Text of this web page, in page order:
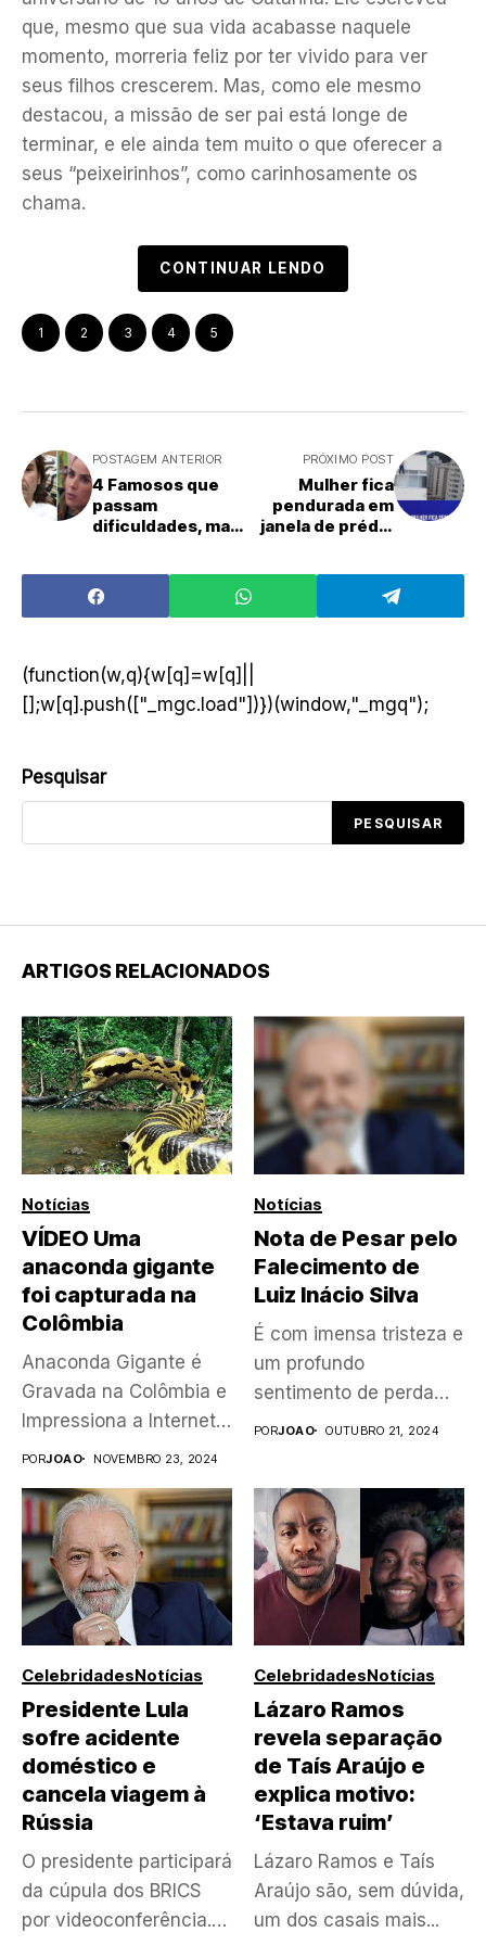
que, mesmo que sua vida acabasse naquele
momento, morreria feliz por ter vivido para ver
seus filhos crescerem. Mas, como ele mesmo
destacou, a missão de ser pai está longe de
terminar, e ele ainda tem muito o que oferecer a
seus “peixeirinhos”, como carinhosamente os
chama.
CONTINUAR LENDO
1 2 3 4 5
POSTAGEM ANTERIOR
4 Famosos que
passam
dificuldades, mas
PRÓXIMO POST
Mulher fica
pendurada em
janela de prédio
apartamento:
vizinhos
(function(w,q){w[q]=w[q]||
[];w[q].push(["_mgc.load"])})(window,"_mgq");
Pesquisar
PESQUISAR
ARTIGOS RELACIONADOS
Notícias
VÍDEO Uma
anaconda gigante
foi capturada na
Colômbia
Anaconda Gigante é
Gravada na Colômbia e
Impressiona a Internet.
Veja a...
PORJOAO NOVEMBRO 23, 2024
Notícias
Nota de Pesar pelo
Falecimento de
Luiz Inácio Silva
É com imensa tristeza e
um profundo
sentimento de perda
que comunicamos...
PORJOAO OUTUBRO 21, 2024
CelebridadesNotícias
Presidente Lula
sofre acidente
doméstico e
cancela viagem à
Rússia
O presidente participará
da cúpula dos BRICS
por videoconferência.
CelebridadesNotícias
Lázaro Ramos
revela separação
de Taís Araújo e
explica motivo:
‘Estava ruim’
Lázaro Ramos e Taís
Araújo são, sem dúvida,
um dos casais mais...